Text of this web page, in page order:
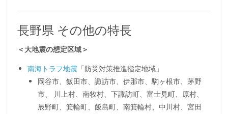
長野県 その他の特長
＜大地震の想定区域＞
南海トラフ地震 「防災対策推進指定地域」
岡谷市、飯田市、諏訪市、伊那市、駒ヶ根市、茅野
市、 川上村、南牧村、下諏訪町、富士見町、原村、
辰野町、箕輪町、飯島町、南箕輪村、中川村、宮田